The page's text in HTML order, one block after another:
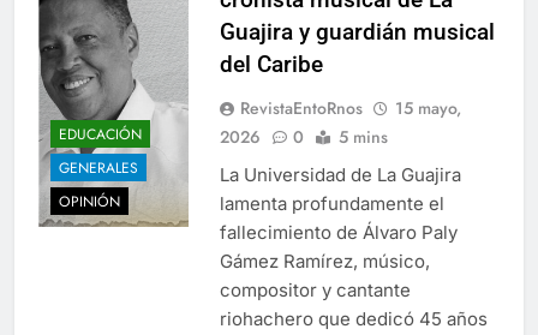
EDUCACIÓN
GENERALES
OPINIÓN
Guajira y guardián musical
del Caribe
RevistaEntoRnos
15 mayo,
2026
0 5 mins
La Universidad de La Guajira
lamenta profundamente el
fallecimiento de Álvaro Paly
Gámez Ramírez, músico,
compositor y cantante
riohachero que dedicó 45 años